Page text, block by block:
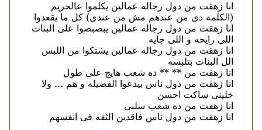
Bodyانا زهقت من دول رجاله عمالين يكلموا عالحريم
(الكلمة دى من عندهم مش من عندى) كل ما يقعدوا
انا زهقت من دول رجاله عمالين يبصبصوا على البنات
اللى رايحه و اللى جايه
انا زهقت من دول رجاله عمالين يشتكوا من اللبس
الل البنات بتلبسه
انا زهقت من ** ** ده شعب هايج على طول
انا زهقت من دول ناس بيدعوا الفضيله و هم ... ولا
خلينى ساكت احسن
انا زهقت من ده شعب سلبى
انا زهقت من دول ناس فاقدين الثقه فى انفسهم